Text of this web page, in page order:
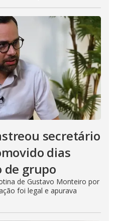
secretário
dias
de grupo
de Gustavo Monteiro por
foi legal e apurava